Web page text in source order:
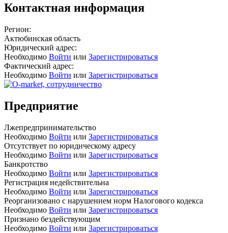
Контактная информация
Регион:
Актюбинская область
Юридический адрес:
Необходимо Войти или Зарегистрироваться
Фактический адрес:
Необходимо Войти или Зарегистрироваться
Предприятие
Лжепредпринимательство
Необходимо Войти или Зарегистрироваться
Отсутствует по юридическому адресу
Необходимо Войти или Зарегистрироваться
Банкротство
Необходимо Войти или Зарегистрироваться
Регистрация недействительна
Необходимо Войти или Зарегистрироваться
Реорганизовано с нарушением норм Налогового кодекса
Необходимо Войти или Зарегистрироваться
Признано бездействующим
Необходимо Войти или Зарегистрироваться